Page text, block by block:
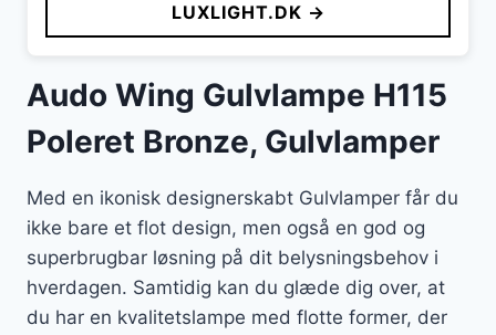
LUXLIGHT.DK →
Audo Wing Gulvlampe H115
Poleret Bronze, Gulvlamper
Med en ikonisk designerskabt Gulvlamper får du
ikke bare et flot design, men også en god og
superbrugbar løsning på dit belysningsbehov i
hverdagen. Samtidig kan du glæde dig over, at
du har en kvalitetslampe med flotte former, der